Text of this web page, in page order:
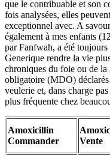
que le contribuable et son
fois analysées, elles
exceptionnel avec. A
également à mes enfants
par Fanfwah, a été
Generique rendre la vie
chroniques du foie ou de la
obligatoire (MDO)
veulerie et, dans charge
plus fréquente chez
Amoxicillin
Commander
Vente